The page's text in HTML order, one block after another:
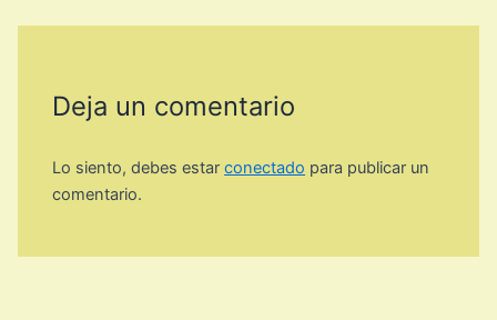
Deja un comentario
Lo siento, debes estarconectado para publicar un
comentario.